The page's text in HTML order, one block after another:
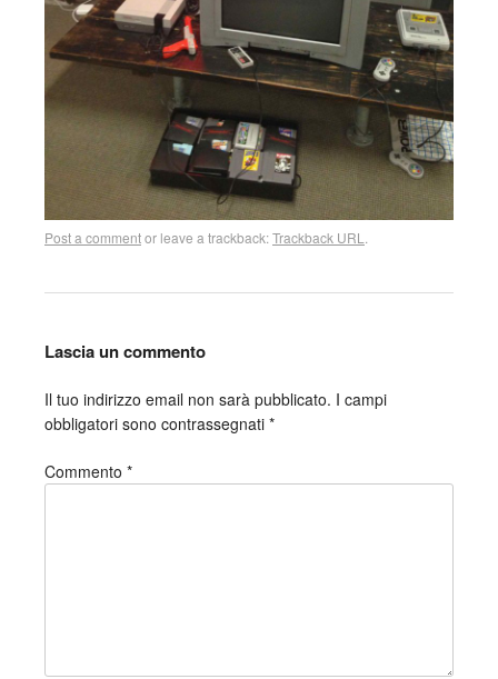
Post a commentor leave a trackback:Trackback URL
Lascia un commento
Il tuo indirizzo email non sarà pubblicato. I campi
obbligatori sono contrassegnati *
Commento *